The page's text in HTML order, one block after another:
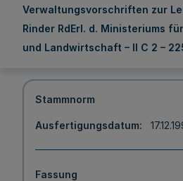
Verwaltungsvorschriften zur
Rinder RdErl. d. Ministeriums
und Landwirtschaft – II C 2 –
Stammnorm
Ausfertigungsdatum
Fassung